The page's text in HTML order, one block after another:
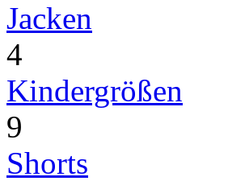
Jacken
4
Kindergrößen
9
Shorts